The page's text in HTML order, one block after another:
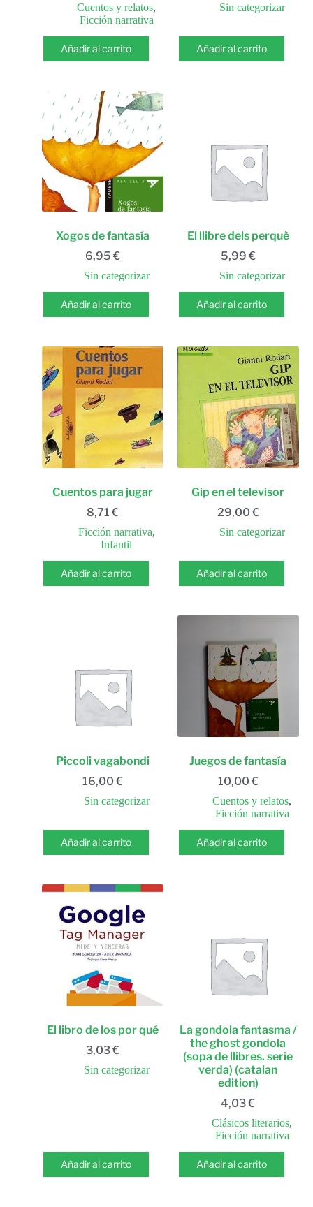
Cuentos y relatos,
Ficción narrativa
Añadir al carrito
Sin categorizar
Añadir al carrito
Xogos de fantasía
6,95 €
Sin categorizar
Añadir al carrito
El llibre dels perquè
5,99 €
Sin categorizar
Añadir al carrito
Cuentos para jugar
8,71 €
Ficción narrativa,
Infantil
Añadir al carrito
Gip en el televisor
29,00 €
Sin categorizar
Añadir al carrito
Piccoli vagabondi
16,00 €
Sin categorizar
Añadir al carrito
Juegos de fantasía
10,00 €
Cuentos y relatos,
Ficción narrativa
Añadir al carrito
El libro de los por qué
3,03€
Sin categorizar
Añadir al carrito
La gondola fantasma /
the ghost gondola
(sopa de llibres. serie
verda) (catalan
edition)
4,03€
Clásicos literarios,
Ficción narrativa
Añadir al carrito